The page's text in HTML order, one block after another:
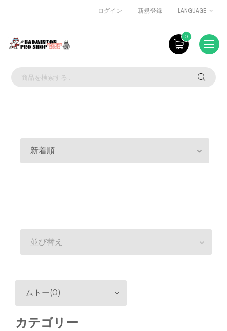
ログイン 新規登録 LANGUAGE
0
新着順
並び替え
ムトー(0)
カテゴリー